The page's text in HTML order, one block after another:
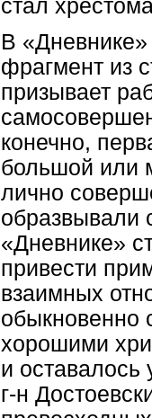
стал
В «Дневнике»
фрагмент из
призывает
конечно,
большой или
лично
образвывали
«Дневнике»
привести
взаимных
обыкновенно
хорошими
и оставалось
г-н